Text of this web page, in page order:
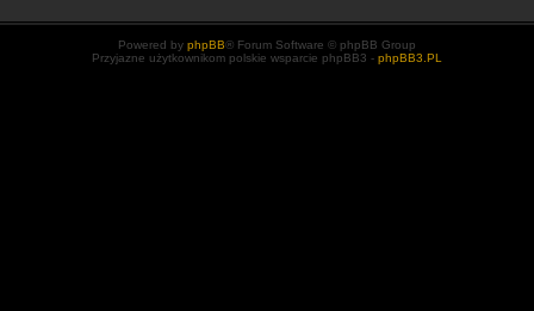
Powered by phpBB® Forum Software © phpBB Group
Przyjazne użytkownikom polskie wsparcie phpBB3 - phpBB3.PL